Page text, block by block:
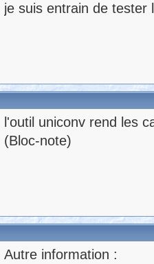
je suis entrain de tester
l'outil uniconv rend les
(Bloc-note)
Autre information :